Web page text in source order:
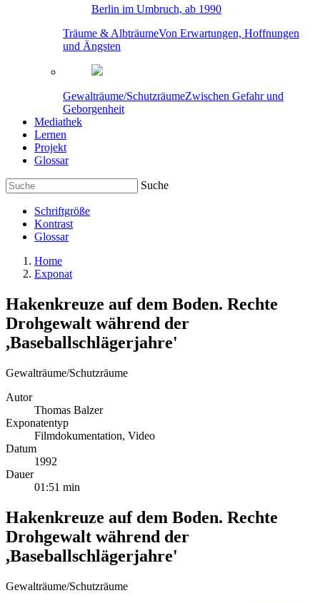
Berlin im Umbruch, ab 1990
Träume & AlbträumeVon Erwartungen, Hoffnungen
und Ängsten
Gewalträume/SchutzräumeZwischen Gefahr und
Geborgenheit
Mediathek
Lernen
Projekt
Glossar
Suche
Schriftgröße
Kontrast
Glossar
Home
Exponat
Hakenkreuze auf dem Boden. Rechte
Drohgewalt während der
,Baseballschlägerjahre'
Gewalträume/Schutzräume
Autor
Thomas Balzer
Exponatentyp
Filmdokumentation, Video
Datum
1992
Dauer
01:51 min
Hakenkreuze auf dem Boden. Rechte
Drohgewalt während der
,Baseballschlägerjahre'
Gewalträume/Schutzräume